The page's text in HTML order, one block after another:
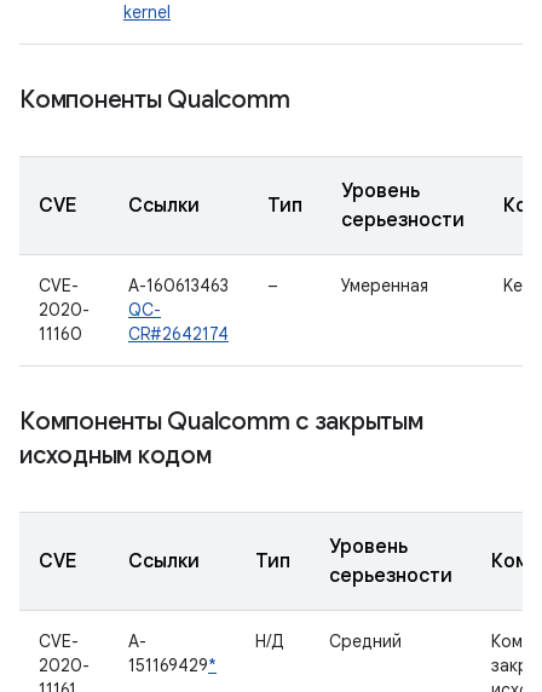
kernel
Компоненты Qualcomm
CVE Ссылки Тип
Уровень
серьезности
CVE-
2020-
11160
A-160613463
QC-
CR#2642174
– Умеренная
Компоненты Qualcomm с закрытым
исходным кодом
CVE Ссылки Тип
Уровень
серьезности
CVE-
2020-
A-
151169429*
Н/Д Средний